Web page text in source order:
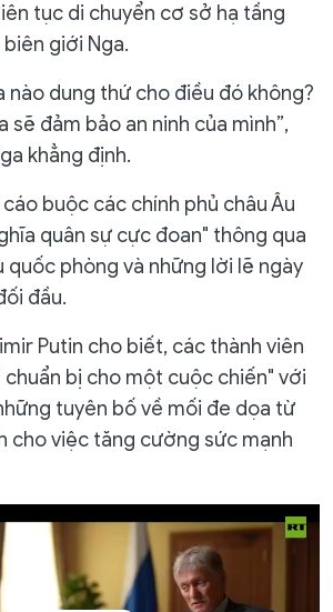
tục di chuyển cơ sở hạ tầng
giới Nga.
nào dung thứ cho điều đó không?
sẽ đảm bảo an ninh của mình”,
khẳng định.
buộc các chính phủ châu Âu
quân sự cực đoan" thông qua
phòng và những lời lẽ ngày
đầu.
Putin cho biết, các thành viên
chuẩn bị cho một cuộc chiến" với
tuyên bố về mối đe dọa từ
cho việc tăng cường sức mạnh